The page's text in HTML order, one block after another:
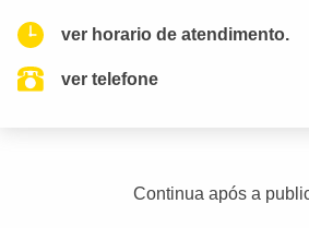
ver horario de atendimento.
ver telefone
Continua após a